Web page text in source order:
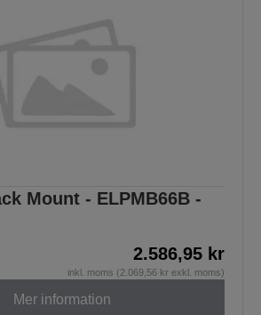
Mount - ELPMB66B -
2.586,95 kr
inkl. moms (2.069,56 kr exkl. moms)
Mer information